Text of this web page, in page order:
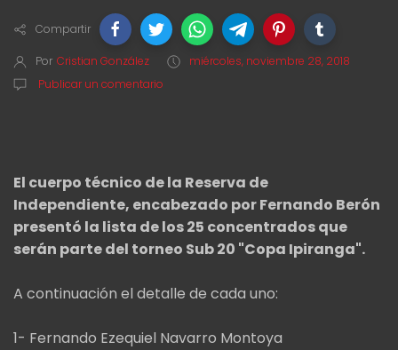
Compartir
Por Cristian González
miércoles, noviembre 28, 2018
Publicar un comentario
El cuerpo técnico de la Reserva de
Independiente, encabezado por Fernando Berón
presentó la lista de los 25 concentrados que
serán parte del torneo Sub 20 "Copa Ipiranga".
A continuación el detalle de cada uno:
1- Fernando Ezequiel Navarro Montoya